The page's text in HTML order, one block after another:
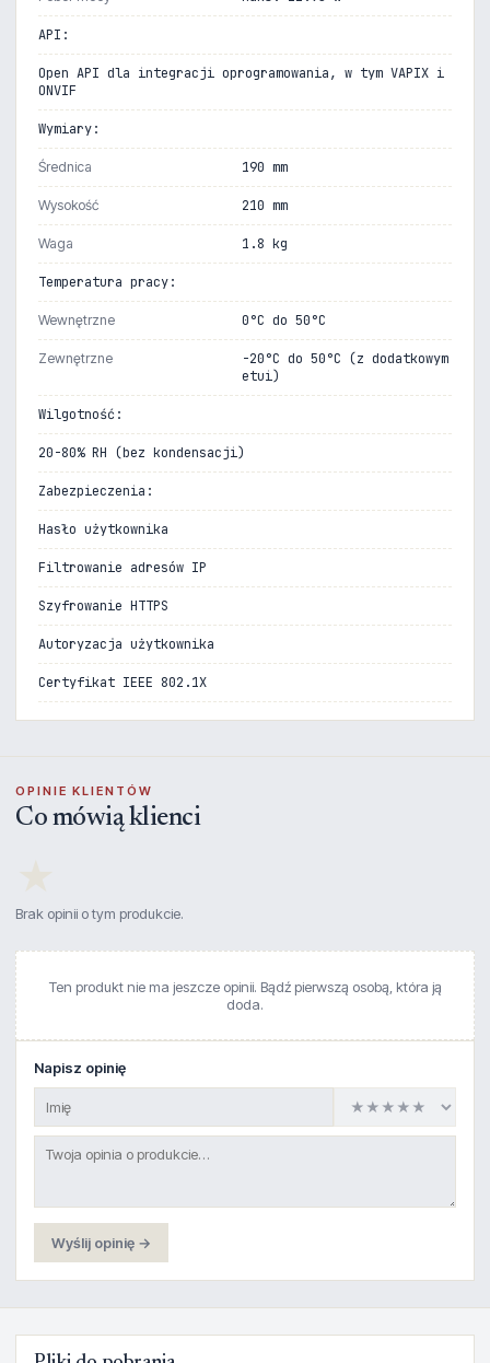
API:
Open API dla integracji oprogramowania, w tym VAPIX i
ONVIF
Wymiary:
Średnica 190 mm
Wysokość 210 mm
Waga 1.8 kg
Temperatura pracy:
Wewnętrzne 0°C do 50°C
Zewnętrzne
-20°C do 50°C (z dodatkowym
etui)
Wilgotność:
20-80% RH (bez kondensacji)
Zabezpieczenia:
Hasło użytkownika
Filtrowanie adresów IP
Szyfrowanie HTTPS
Autoryzacja użytkownika
Certyfikat IEEE 802.1X
OPINIE KLIENTÓW
Co mówią klienci
Brak opinii o tym produkcie.
Ten produkt nie ma jeszcze opinii. Bądź pierwszą osobą, która ją
doda.
Napisz opinię
Wyślij opinię →